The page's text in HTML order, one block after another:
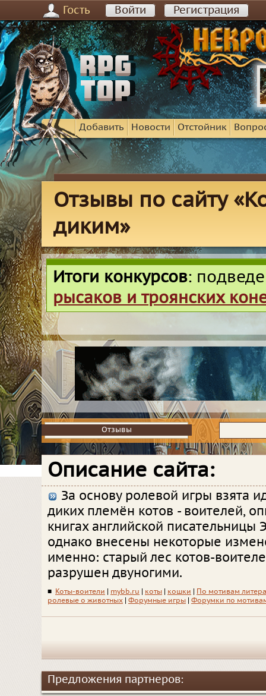
Гость Войти Регистрация
Добавить Новости Отстойник
Отзывы по сайту
диким»
Итоги конкурсов:
рысаков и троянских
Отзывы
Отзывы
Описание сайта:
За основу ролевой игры взята
диких племён котов - воителей,
книгах английской писательницы
однако внесены некоторые
именно: старый лес котов-
разрушен двуногими.
■ Коты-воители mybb.ru коты кошки
По мотивам
ролевые о животных
Форумные игры Форумки по
Предложения партнеров: